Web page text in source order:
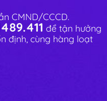
CMND/CCCD.
để tận hưởng
định, cùng hàng loạt